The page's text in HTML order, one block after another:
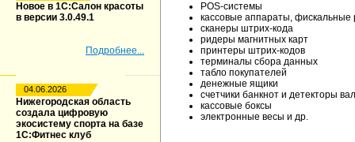
Новое в 1С:Салон красоты
в версии 3.0.49.1
Подробнее...
04.06.2026
Нижегородская область
создала цифровую
экосистему спорта на базе
1С:Фитнес клуб
POS-системы
кассовые аппараты, фискальные
сканеры штрих-кода
ридеры магнитных карт
принтеры штрих-кодов
терминалы сбора данных
табло покупателей
денежные ящики
счетчики банкнот и детекторы
кассовые боксы
электронные весы и др.